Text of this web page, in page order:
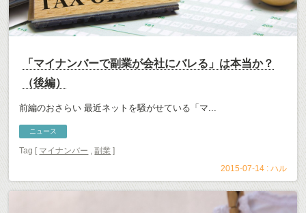
「マイナンバーで副業が会社にバレる」は本当か？
（後編）
前編のおさらい 最近ネットを騒がせている「マ...
ニュース
Tag [ マイナンバー ,副業 ]
2015-07-14 : ハル